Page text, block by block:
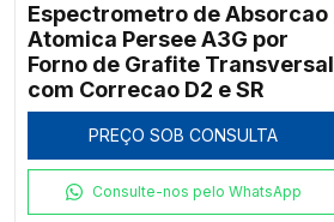
Espectrometro de Absorcao
Atomica Persee A3G por
Forno de Grafite Transversal
com Correcao D2 e SR
PREÇO SOB CONSULTA
Consulte-nos pelo WhatsApp